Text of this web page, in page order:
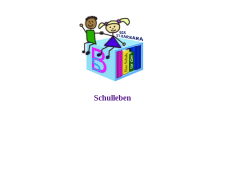
Schulleben